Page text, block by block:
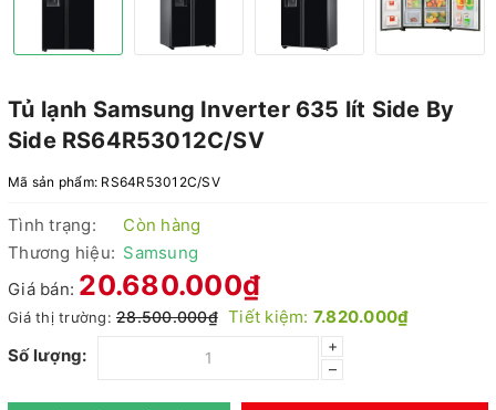
Tủ lạnh Samsung Inverter 635 lít Side By
Side RS64R53012C/SV
Mã sản phẩm: RS64R53012C/SV
Tình trạng:
Còn hàng
Thương hiệu: Samsung
Giá bán: 20.680.000₫
Giá thị trường: 28.500.000₫ Tiết kiệm: 7.820.000₫
Số lượng:
+
–